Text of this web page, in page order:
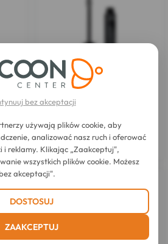
121,31 zł
bez akceptacji
używają plików cookie, aby
analizować nasz ruch i oferować
i reklamy. Klikając „Zaakceptuj",
wszystkich plików cookie. Możesz
akceptacji".
DOSTOSUJ
ZAAKCEPTUJ